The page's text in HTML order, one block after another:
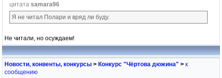
цитата samara96
Я не читал Полари и вряд ли буду.
Не читали, но осуждаем!
Новости, конвенты, конкурсы > Конкурс "Чёртова дюжина" > к
сообщению